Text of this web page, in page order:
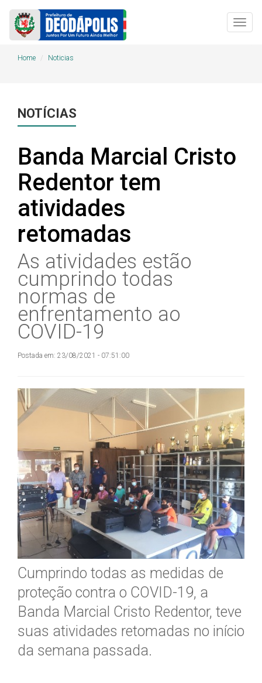
Home Noticias
NOTÍCIAS
Banda Marcial Cristo
Redentor tem
atividades
retomadas
As atividades estão
cumprindo todas
normas de
enfrentamento ao
COVID-19
Postada em: 23/08/2021 - 07:51:00
Cumprindo todas as medidas de
proteção contra o COVID-19, a
Banda Marcial Cristo Redentor, teve
suas atividades retomadas no início
da semana passada.